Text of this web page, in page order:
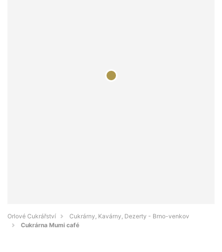
Orlové Cukrářství
Cukrárny, Kavárny, Dezerty - Brno-venkov
Cukrárna Mumi café